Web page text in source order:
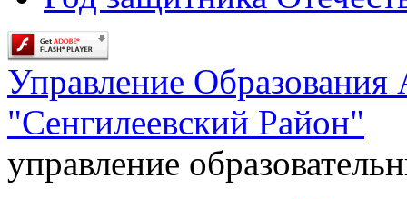
Управление
"Сенгилеевский Район"
управление